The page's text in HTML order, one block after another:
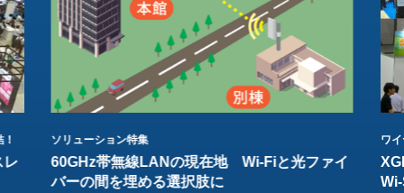
レ
ソリューション特集
60GHz帯無線LANの現在地 Wi-Fiと光ファイ
バーの間を埋める選択肢に
ワ